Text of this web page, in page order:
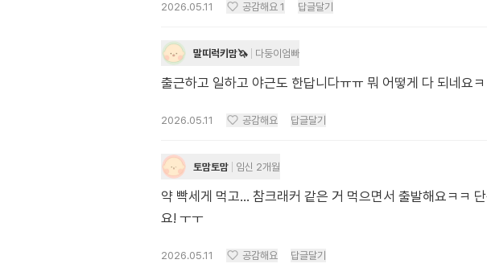
2026.05.11 공감해요 1 답글달기
말띠럭키맘🦄 다둥이엄빠
출근하고 일하고 야근도 한답니다ㅠㅠ 뭐 어떻게 다 되네요
2026.05.11 공감해요 답글달기
토맘토맘 임신 2개월
약 빡세게 먹고... 참크래커 같은 거 먹으면서 출발해요ㅋㅋ
요! ㅜㅜ
2026.05.11 공감해요 답글달기